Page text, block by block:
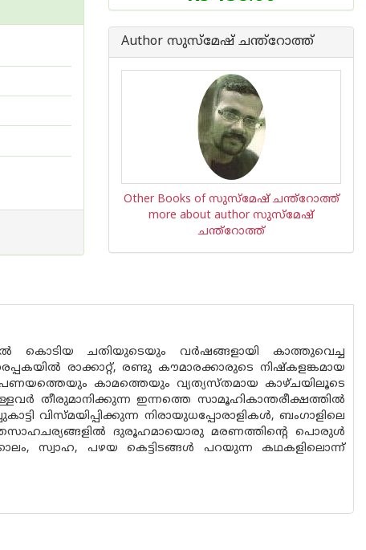
Author സുസ്മേഷ്‌ ചന്ത്റോത്ത്
Other Books of സുസ്മേഷ്‌ ചന്ത്റോത്ത്
more about author സുസ്മേഷ്‌
ചന്ത്റോത്ത്
കൊടിയ ചതിയുടെയും വർഷങ്ങളായി കാത്തുവെച്ച
രാക്കാറ്റ്, രണ്ടു കൗമാരക്കാരുടെ നിഷ്കളങ്കമായ
പ്രണയത്തെയും കാമത്തെയും വ്യത്യസ്തമായ കാഴ്ചയിലൂടെ
തീരുമാനിക്കുന്ന ഇന്നത്തെ സാമൂഹികാന്തരീക്ഷത്തിൽ
വിസ്മയിപ്പിക്കുന്ന നിരായുധപ്പോരാളികൾ, ബംഗാളിലെ
ദുരൂഹമായൊരു മരണത്തിന്റെ പൊരുൾ
സ്വാഹ, പഴയ കെട്ടിടങ്ങൾ പറയുന്ന കഥകളിലൊന്ന്